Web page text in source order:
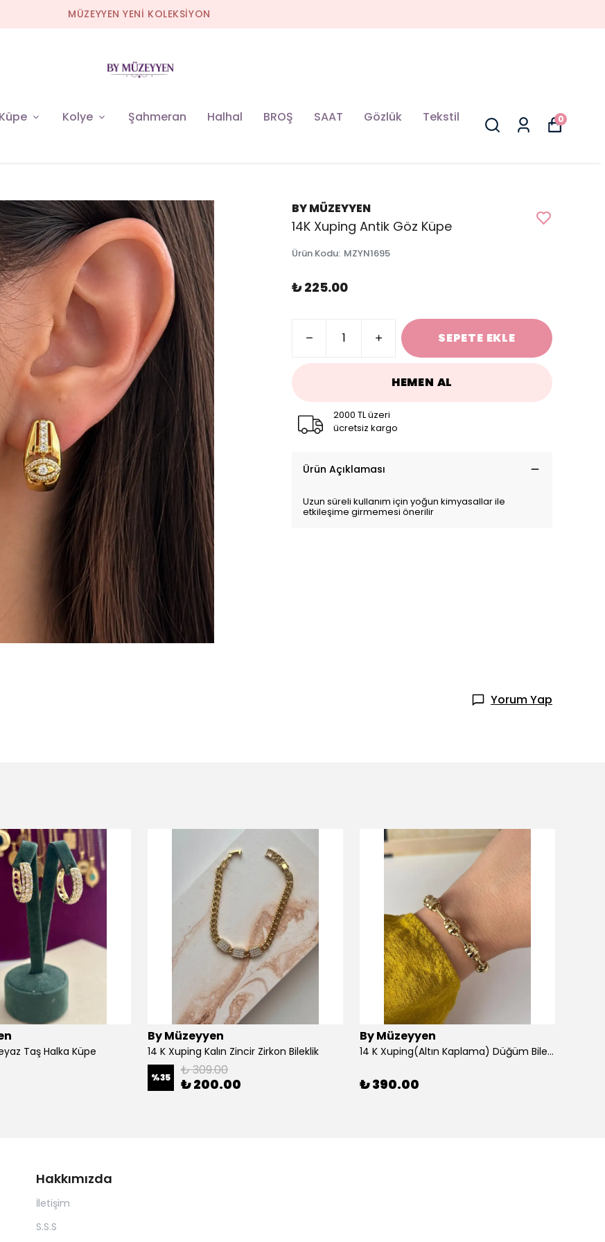
MÜZEYYEN YENİ KOLEKSİYON
Küpe Kolye Şahmeran Halhal BROŞ SAAT Gözlük Tekstil 0
BY MÜZEYYEN
14K Xuping Antik Göz Küpe
Ürün Kodu: MZYN1695
₺ 225.00
SEPETE EKLE
HEMEN AL
2000 TL üzeri
ücretsiz kargo
Ürün Açıklaması
Uzun süreli kullanım için yoğun kimyasallar ile
etkileşime girmemesi önerilir
Yorum Yap
Taş Halka Küpe
By Müzeyyen
14 K Xuping Kalın Zincir Zirkon Bileklik
%35 ₺ 309.00
₺ 200.00
By Müzeyyen
14 K Xuping(Altın Kaplama) Düğüm Bileklik
₺ 390.00
Hakkımızda
İletişim
S.S.S